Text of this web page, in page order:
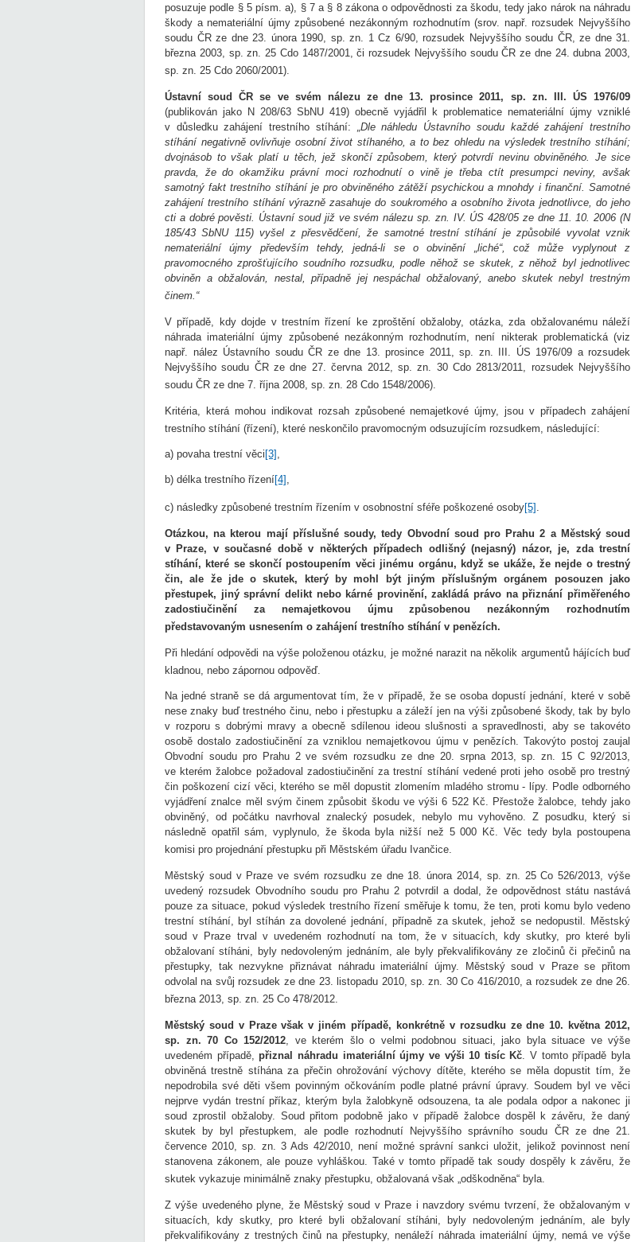
posuzuje podle § 5 písm. a), § 7 a § 8 zákona o odpovědnosti za škodu, tedy jako nárok na náhradu
škody a nemateriální újmy způsobené nezákonným rozhodnutím (srov. např. rozsudek Nejvyššího
soudu ČR ze dne 23. února 1990, sp. zn. 1 Cz 6/90, rozsudek Nejvyššího soudu ČR, ze dne 31.
března 2003, sp. zn. 25 Cdo 1487/2001, či rozsudek Nejvyššího soudu ČR ze dne 24. dubna 2003,
sp. zn. 25 Cdo 2060/2001).
Ústavní soud ČR se ve svém nálezu ze dne 13. prosince 2011, sp. zn. III. ÚS 1976/09
(publikován jako N 208/63 SbNU 419) obecně vyjádřil k problematice nemateriální újmy vzniklé
v důsledku zahájení trestního stíhání:
„Dle náhledu Ústavního soudu každé zahájení trestního
stíhání negativně ovlivňuje osobní život stíhaného, a to bez ohledu na výsledek trestního stíhání;
dvojnásob to však platí u těch, jež skončí způsobem, který potvrdí nevinu obviněného. Je sice
pravda, že do okamžiku právní moci rozhodnutí o vině je třeba ctít presumpci neviny, avšak
samotný fakt trestního stíhání je pro obviněného zátěží psychickou a mnohdy i finanční. Samotné
zahájení trestního stíhání výrazně zasahuje do soukromého a osobního života jednotlivce, do jeho
cti a dobré pověsti. Ústavní soud již ve svém nálezu sp. zn. IV. ÚS 428/05 ze dne 11. 10. 2006 (N
185/43 SbNU 115) vyšel z přesvědčení, že samotné trestní stíhání je způsobilé vyvolat vznik
nemateriální újmy především tehdy, jedná-li se o obvinění „liché“, což může vyplynout z
pravomocného zprošťujícího soudního rozsudku, podle něhož se skutek, z něhož byl jednotlivec
obviněn a obžalován, nestal, případně jej nespáchal obžalovaný, anebo skutek nebyl trestným
činem.“
V případě, kdy dojde v trestním řízení ke zproštění obžaloby, otázka, zda obžalovanému náleží
náhrada imateriální újmy způsobené nezákonným rozhodnutím, není nikterak problematická (viz
např. nález Ústavního soudu ČR ze dne 13. prosince 2011, sp. zn. III. ÚS 1976/09 a rozsudek
Nejvyššího soudu ČR ze dne 27. června 2012, sp. zn. 30 Cdo 2813/2011, rozsudek Nejvyššího
soudu ČR ze dne 7. října 2008, sp. zn. 28 Cdo 1548/2006).
Kritéria, která mohou indikovat rozsah způsobené nemajetkové újmy, jsou v případech zahájení
trestního stíhání (řízení), které neskončilo pravomocným odsuzujícím rozsudkem, následující:
a) povaha trestní věci [3] ,
b) délka trestního řízení[4] ,
c) následky způsobené trestním řízením v osobnostní sféře poškozené osoby[5]
Otázkou, na kterou mají příslušné soudy, tedy Obvodní soud pro Prahu 2 a Městský soud
v Praze, v současné době v některých případech odlišný (nejasný) názor, je, zda trestní
stíhání, které se skončí postoupením věci jinému orgánu, když se ukáže, že nejde o trestný
čin, ale že jde o skutek, který by mohl být jiným příslušným orgánem posouzen jako
přestupek, jiný správní delikt nebo kárné provinění, zakládá právo na přiznání přiměřeného
zadostiučinění za nemajetkovou újmu způsobenou nezákonným rozhodnutím
představovaným usnesením o zahájení trestního stíhání v penězích.
Při hledání odpovědi na výše položenou otázku, je možné narazit na několik argumentů hájících buď
kladnou, nebo zápornou odpověď.
Na jedné straně se dá argumentovat tím, že v případě, že se osoba dopustí jednání, které v sobě
nese znaky buď trestného činu, nebo i přestupku a záleží jen na výši způsobené škody, tak by bylo
v rozporu s dobrými mravy a obecně sdílenou ideou slušnosti a spravedlnosti, aby se takovéto
osobě dostalo zadostiučinění za vzniklou nemajetkovou újmu v penězích. Takovýto postoj zaujal
Obvodní soudu pro Prahu 2 ve svém rozsudku ze dne 20. srpna 2013, sp. zn. 15 C 92/2013,
ve kterém žalobce požadoval zadostiučinění za trestní stíhání vedené proti jeho osobě pro trestný
čin poškození cizí věci, kterého se měl dopustit zlomením mladého stromu - lípy. Podle odborného
vyjádření znalce měl svým činem způsobit škodu ve výši 6 522 Kč. Přestože žalobce, tehdy jako
obviněný, od počátku navrhoval znalecký posudek, nebylo mu vyhověno. Z posudku, který si
následně opatřil sám, vyplynulo, že škoda byla nižší než 5 000 Kč. Věc tedy byla postoupena
komisi pro projednání přestupku při Městském úřadu Ivančice.
Městský soud v Praze ve svém rozsudku ze dne 18. února 2014, sp. zn. 25 Co 526/2013, výše
uvedený rozsudek Obvodního soudu pro Prahu 2 potvrdil a dodal, že odpovědnost státu nastává
pouze za situace, pokud výsledek trestního řízení směřuje k tomu, že ten, proti komu bylo vedeno
trestní stíhání, byl stíhán za dovolené jednání, případně za skutek, jehož se nedopustil. Městský
soud v Praze trval v uvedeném rozhodnutí na tom, že v situacích, kdy skutky, pro které byli
obžalovaní stíháni, byly nedovoleným jednáním, ale byly překvalifikovány ze zločinů či přečinů na
přestupky, tak nezvykne přiznávat náhradu imateriální újmy. Městský soud v Praze se přitom
odvolal na svůj rozsudek ze dne 23. listopadu 2010, sp. zn. 30 Co 416/2010, a rozsudek ze dne 26.
března 2013, sp. zn. 25 Co 478/2012.
Městský soud v Praze však v jiném případě, konkrétně v rozsudku ze dne 10. května 2012,
sp. zn. 70 Co 152/2012 , ve kterém šlo o velmi podobnou situaci, jako byla situace ve výše
uvedeném případě,přiznal náhradu imateriální újmy ve výši 10 tisíc Kč . V tomto případě byla
obviněná trestně stíhána za přečin ohrožování výchovy dítěte, kterého se měla dopustit tím, že
nepodrobila své děti všem povinným očkováním podle platné právní úpravy. Soudem byl ve věci
nejprve vydán trestní příkaz, kterým byla žalobkyně odsouzena, ta ale podala odpor a nakonec ji
soud zprostil obžaloby. Soud přitom podobně jako v případě žalobce dospěl k závěru, že daný
skutek by byl přestupkem, ale podle rozhodnutí Nejvyššího správního soudu ČR ze dne 21.
července 2010, sp. zn. 3 Ads 42/2010, není možné správní sankci uložit, jelikož povinnost není
stanovena zákonem, ale pouze vyhláškou. Také v tomto případě tak soudy dospěly k závěru, že
skutek vykazuje minimálně znaky přestupku, obžalovaná však „odškodněna“ byla.
Z výše uvedeného plyne, že Městský soud v Praze i navzdory svému tvrzení, že obžalovaným v
situacích, kdy skutky, pro které byli obžalovaní stíháni, byly nedovoleným jednáním, ale byly
překvalifikovány z trestných činů na přestupky, nenáleží náhrada imateriální újmy, nemá ve výše